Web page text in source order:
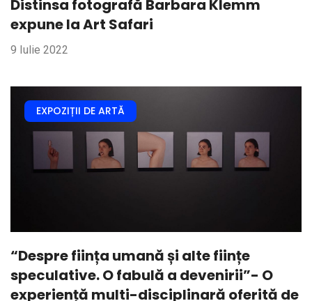
Distinsa fotografă Barbara Klemm
expune la Art Safari
9 Iulie 2022
EXPOZIȚII DE ARTĂ
“Despre ființa umană și alte ființe
speculative. O fabulă a devenirii”- O
experiență multi-disciplinară oferită de